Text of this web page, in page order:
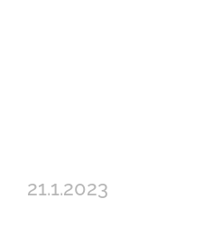
21.1.2023